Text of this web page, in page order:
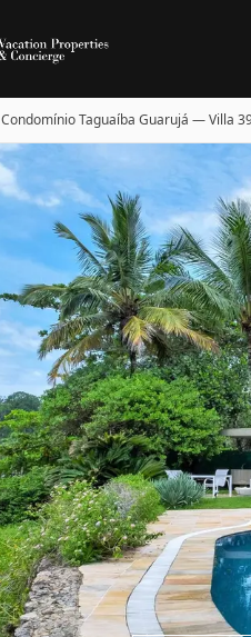
Taguaíba Guarujá — Villa